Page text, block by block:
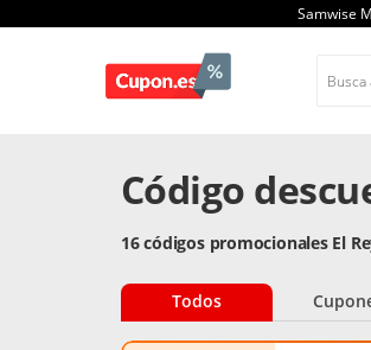
Samwise
Código
16 códigos promocionales El
Todos